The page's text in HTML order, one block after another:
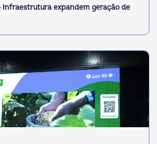
Infraestrutura expandem geração de